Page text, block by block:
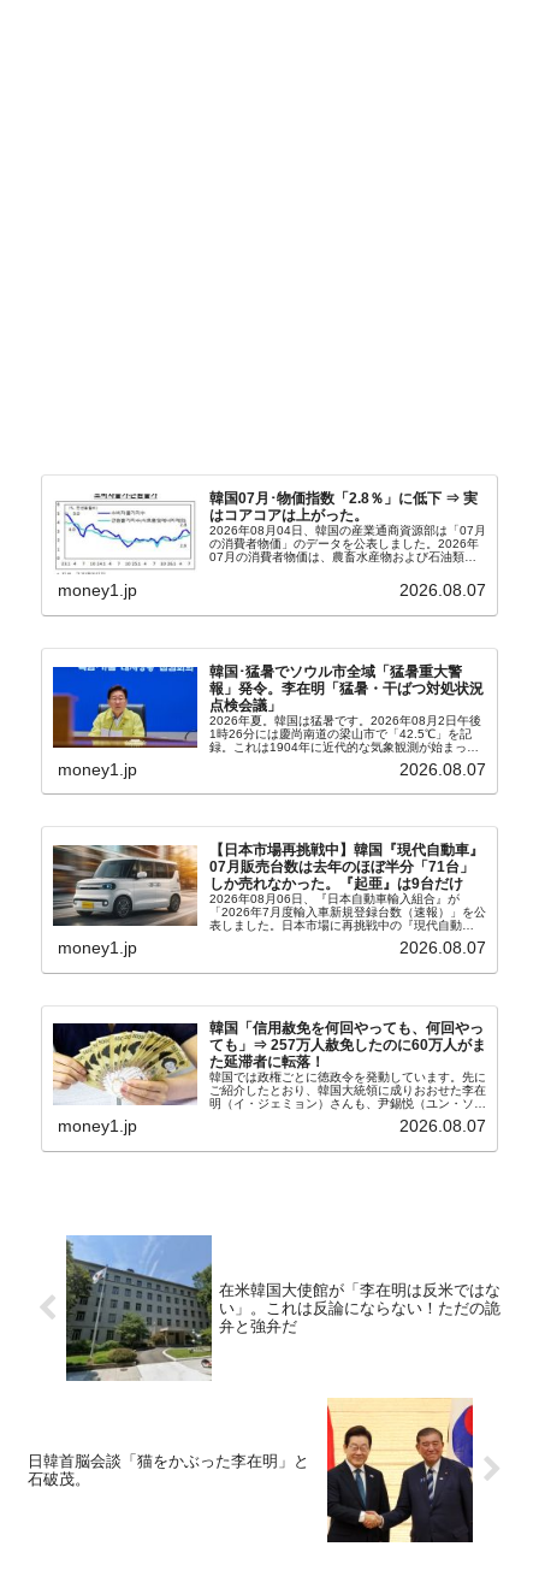
韓国07月･物価指数「2.8％」に低下 ⇒ 実
はコアコアは上がった。
2026年08月04日、韓国の産業通商資源部は「07月
の消費者物価」のデータを公表しました。2026年
07月の消費者物価は、農畜水産物および石油類の
2.8％上昇（06月は3.2％）となり、上昇率は前...
money1.jp 2026.08.07
韓国･猛暑でソウル市全域「猛暑重大警
報」発令。李在明「猛暑・干ばつ対処状況
点検会議」
2026年夏。韓国は猛暑です。2026年08月2日午後
1時26分には慶尚南道の梁山市で「42.5℃」を記
録。これは1904年に近代的な気象観測が始まって
ウル市全域への「猛暑重大警報」が発令され...
money1.jp 2026.08.07
【日本市場再挑戦中】韓国『現代自動車』
07月販売台数は去年のほぼ半分「71台」
しか売れなかった。『起亜』は9台だけ
2026年08月06日、『日本自動車輸入組合』が
「2026年7月度輸入車新規登録台数（速報）」を公
表しました。日本市場に再挑戦中の『現代自動
台数はこの中に捉えられているはずです。先月から
money1.jp 2026.08.07
韓国「信用赦免を何回やっても、何回やっ
ても」⇒ 257万人赦免したのに60万人がま
た延滞者に転落！
韓国では政権ごとに徳政令を発動しています。先に
ご紹介したとおり、韓国大統領に成りおおせた李在
明（イ・ジェミョン）さんも、尹錫悦（ユン・ソギ
バンクにして不良債権の買い取りを行い、分割償還
money1.jp 2026.08.07
在米韓国大使館が「李在明は反米ではな
い」。これは反論にならない！ただの詭
弁と強弁だ
日韓首脳会談「猫をかぶった李在明」と
石破茂。